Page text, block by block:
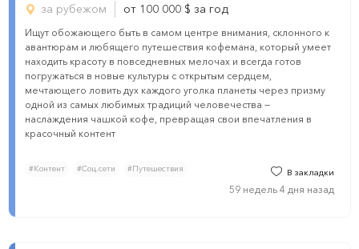
за рубежом
от 100 000 $ за год
Ищут обожающего быть в самом центре внимания, склонного к
авантюрам и любящего путешествия кофемана, который умеет
находить красоту в повседневных мелочах и всегда готов
погружаться в новые культуры с открытым сердцем,
мечтающего ловить дух каждого уголка планеты через призму
одной из самых любимых традиций человечества —
наслаждения чашкой кофе, превращая свои впечатления в
красочный контент
#Контент #Соц.сети #Путешествия В закладки
59 недель 4 дня назад